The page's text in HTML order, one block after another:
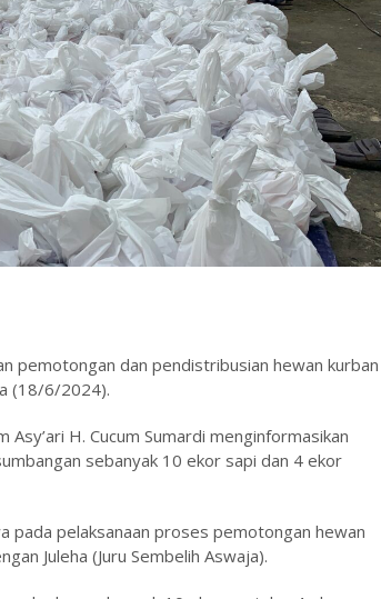
pemotongan dan pendistribusian hewan kurban
(18/6/2024).
H. Cucum Sumardi menginformasikan
sebanyak 10 ekor sapi dan 4 ekor
pada pelaksanaan proses pemotongan hewan
Juleha (Juru Sembelih Aswaja).